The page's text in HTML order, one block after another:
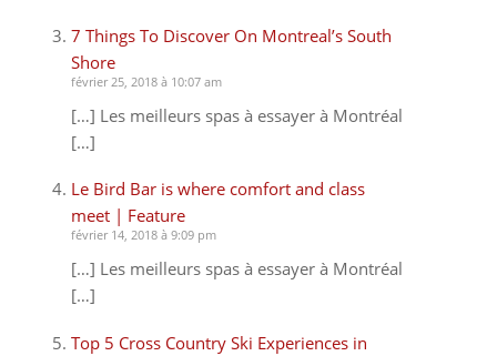
7 Things To Discover On Montreal’s South
Shore
février 25, 2018 à 10:07 am
[…] Les meilleurs spas à essayer à Montréal
[…]
Le Bird Bar is where comfort and class
meet | Feature
février 14, 2018 à 9:09 pm
[…] Les meilleurs spas à essayer à Montréal
[…]
Top 5 Cross Country Ski Experiences in